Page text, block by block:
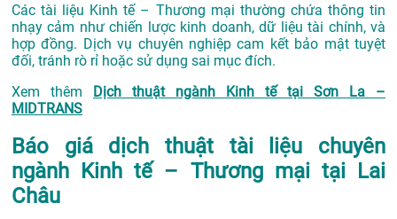
Các tài liệu Kinh tế – Thương mại thường chứa thông tin
nhạy cảm như chiến lược kinh doanh, dữ liệu tài chính, và
hợp đồng. Dịch vụ chuyên nghiệp cam kết bảo mật tuyệt
đối, tránh rò rỉ hoặc sử dụng sai mục đích.
Xem thêm Dịch thuật ngành Kinh tế tại Sơn La –
MIDTRANS
Báo giá dịch thuật tài liệu chuyên
ngành Kinh tế – Thương mại tại Lai
Châu